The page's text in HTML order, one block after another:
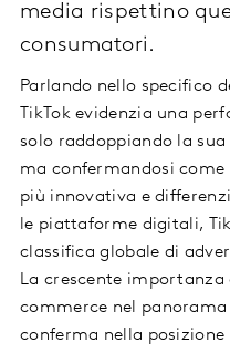
media rispettino
consumatori.
Parlando nello specifico
TikTok evidenzia una
solo raddoppiando la
ma confermandosi
più innovativa e
le piattaforme digitali,
classifica globale di
La crescente
commerce nel
conferma nella